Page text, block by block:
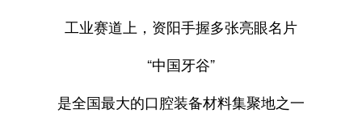
工业赛道上，资阳手握多张亮眼名片
“中国牙谷”
是全国最大的口腔装备材料集聚地之一